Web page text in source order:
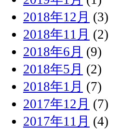
2018年12月 (3)
2018年11月 (2)
2018年6月 (9)
2018年5月 (2)
2018年1月 (7)
2017年12月 (7)
2017年11月 (4)